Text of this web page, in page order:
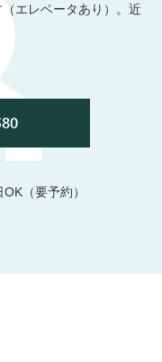
エレベータあり）。近
（要予約）